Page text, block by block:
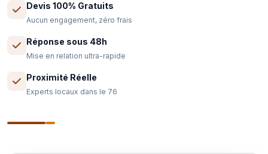
Devis 100% Gratuits
Aucun engagement, zéro frais
Réponse sous 48h
Mise en relation ultra-rapide
Proximité Réelle
Experts locaux dans le 76